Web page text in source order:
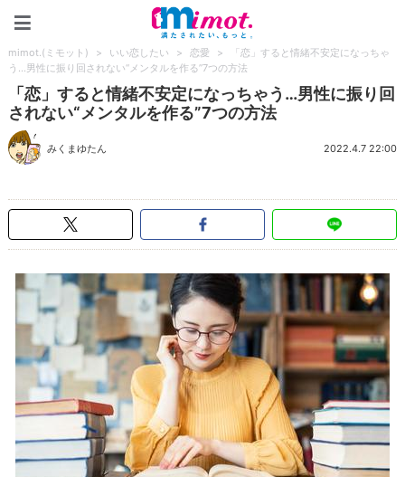
mimot.(ミモット) > いい恋したい > 恋愛 >
「恋」すると情緒不安定になっちゃ
う…男性に振り回されない“メンタルを作る”7つの方法
「恋」すると情緒不安定になっちゃう…男性に振り回
されない“メンタルを作る”7つの方法
みくまゆたん 2022.4.7 22:00